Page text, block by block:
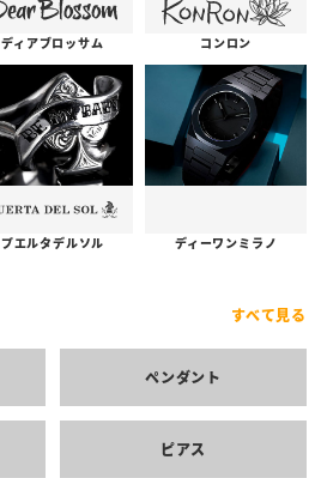
ディアブロッサム コンロン
プエルタデルソル ディーワンミラノ
すべて見る
ペンダント
ピアス